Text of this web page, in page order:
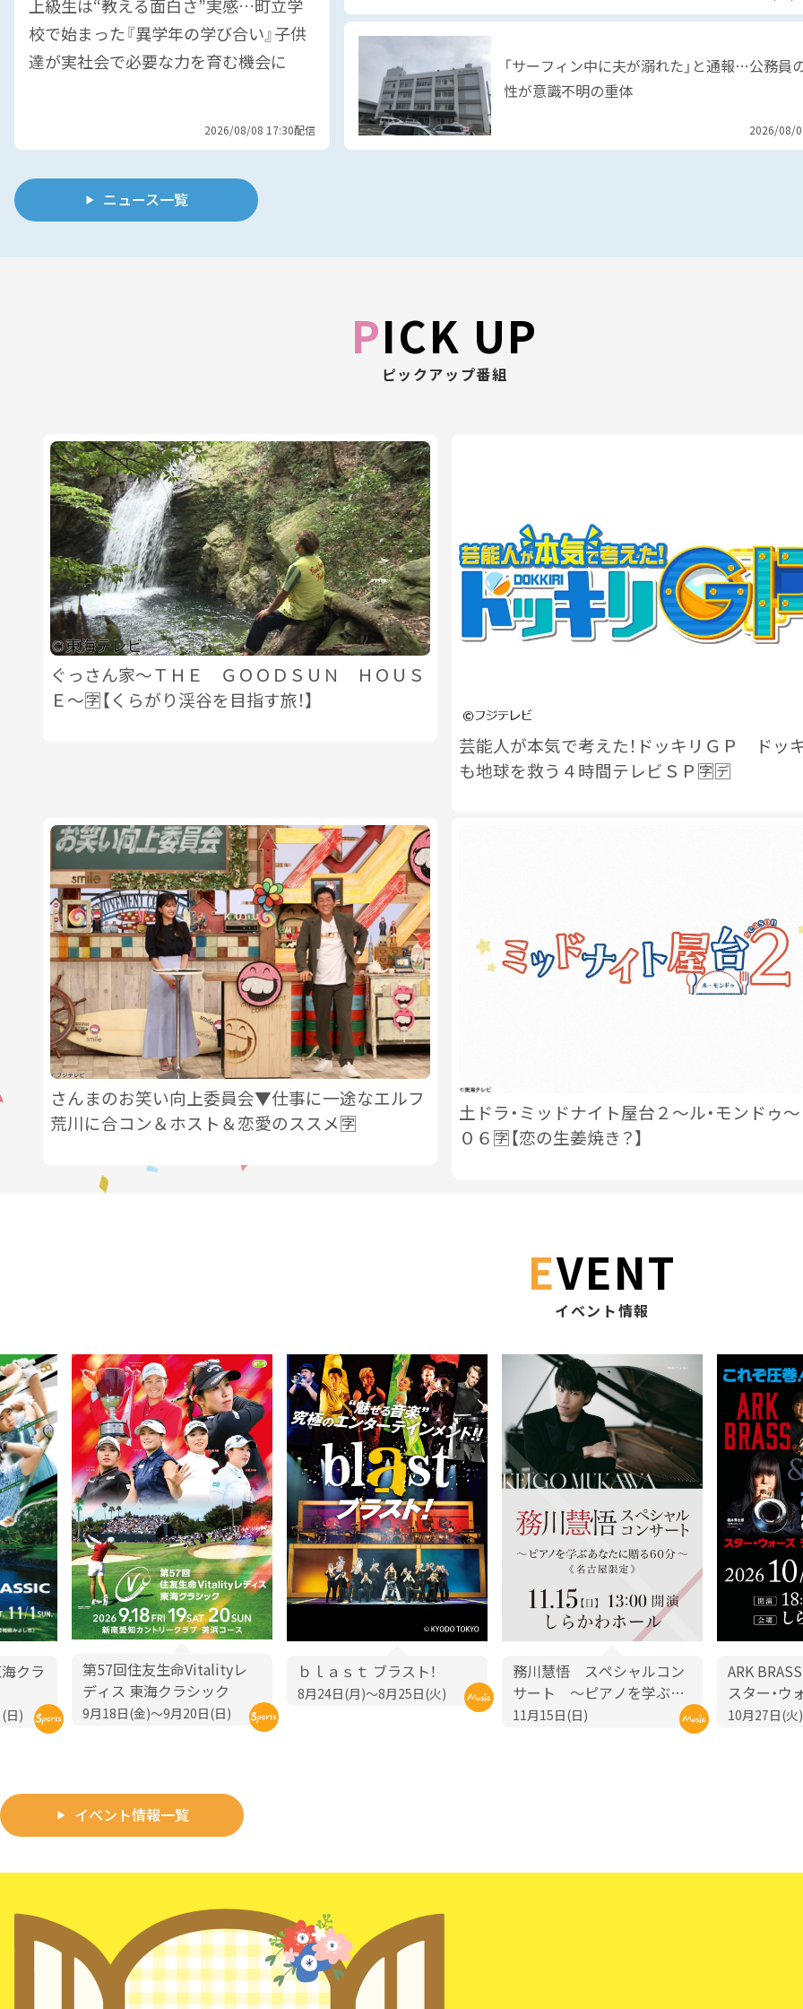
上級生は“教える面白さ”実感…町立学
校で始まった『異学年の学び合い』子供
達が実社会で必要な力を育む機会に
2026/08/08 17:30配信
「サーフィン中に夫が溺れた」と通報…公務員
性が意識不明の重体
2026/08/
ニュース一覧
PICK UP
ピックアップ番組
ぐっさん家〜ＴＨＥ ＧＯＯＤＳＵＮ ＨＯＵＳ
Ｅ〜🈑【くらがり渓谷を目指す旅！】
芸能人が本気で考えた！ドッキリＧＰ ドッ
も地球を救う４時間テレビＳＰ🈑🈓
さんまのお笑い向上委員会▼仕事に一途なエルフ
荒川に合コン＆ホスト＆恋愛のススメ🈑
土ドラ・ミッドナイト屋台２〜ル・モンドゥ
０６🈑【恋の生姜焼き？】
EVENT
イベント情報
クラ
日)
第57回住友生命Vitalityレ
ディス 東海クラシック
9月18日(金)～9月20日(日)
ｂｌａｓｔ ブラスト！
8月24日(月)～8月25日(火)
務川慧悟 スペシャルコン
サート ～ピアノを学ぶあ
なたに贈る60分～《名古屋
11月15日(日)
ARK
スター・
ディ・イン
10月27日(火)
イベント情報一覧